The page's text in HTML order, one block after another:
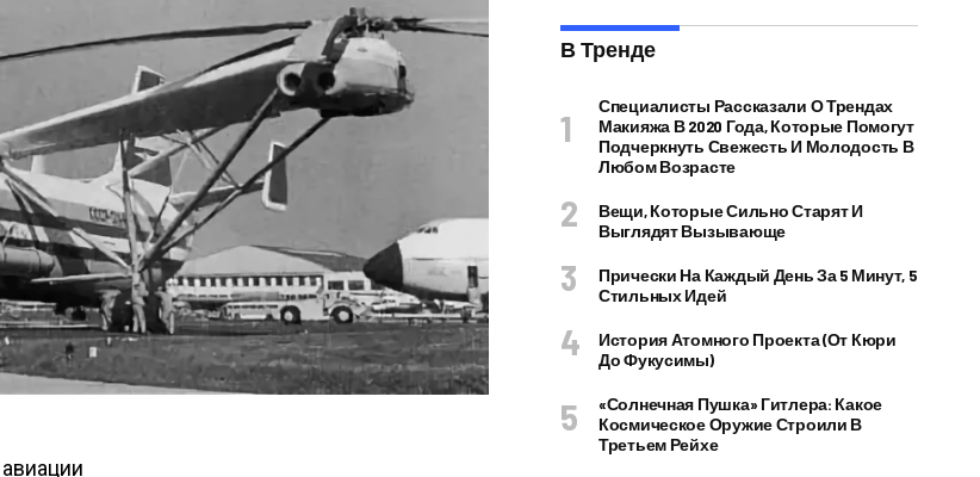
В Тренде
Специалисты Рассказали О Трендах
Макияжа В 2020 Года, Которые Помогут
Подчеркнуть Свежесть И Молодость В
Любом Возрасте
Вещи, Которые Сильно Старят И
Выглядят Вызывающе
Прически На Каждый День За 5 Минут, 5
Стильных Идей
История Атомного Проекта (от Кюри
До Фукусимы)
«Солнечная Пушка» Гитлера: Какое
Космическое Оружие Строили В
Третьем Рейхе